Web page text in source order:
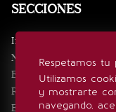
Respetamos tu
Utilizamos
y mostrarte
navegando,
SECCIONES
Inicio
Noticias
Eventos
Realeza
Estilo de vida